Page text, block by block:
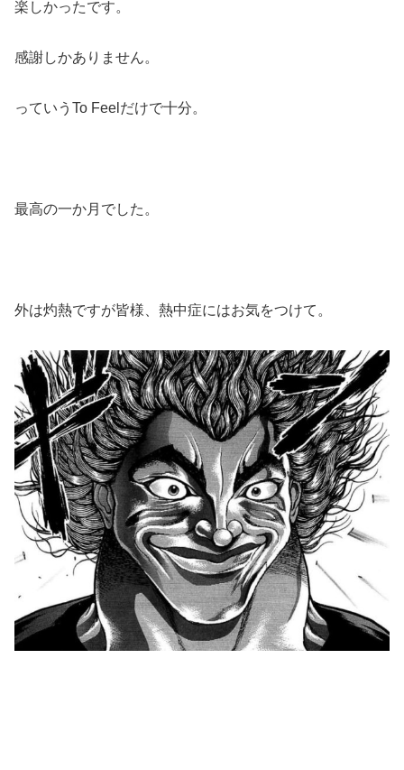
楽しかったです。
感謝しかありません。
っていうTo Feelだけで十分。
最高の一か月でした。
外は灼熱ですが皆様、熱中症にはお気をつけて。